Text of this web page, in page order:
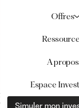
Offres
A propos
Espace
Simuler mon
la